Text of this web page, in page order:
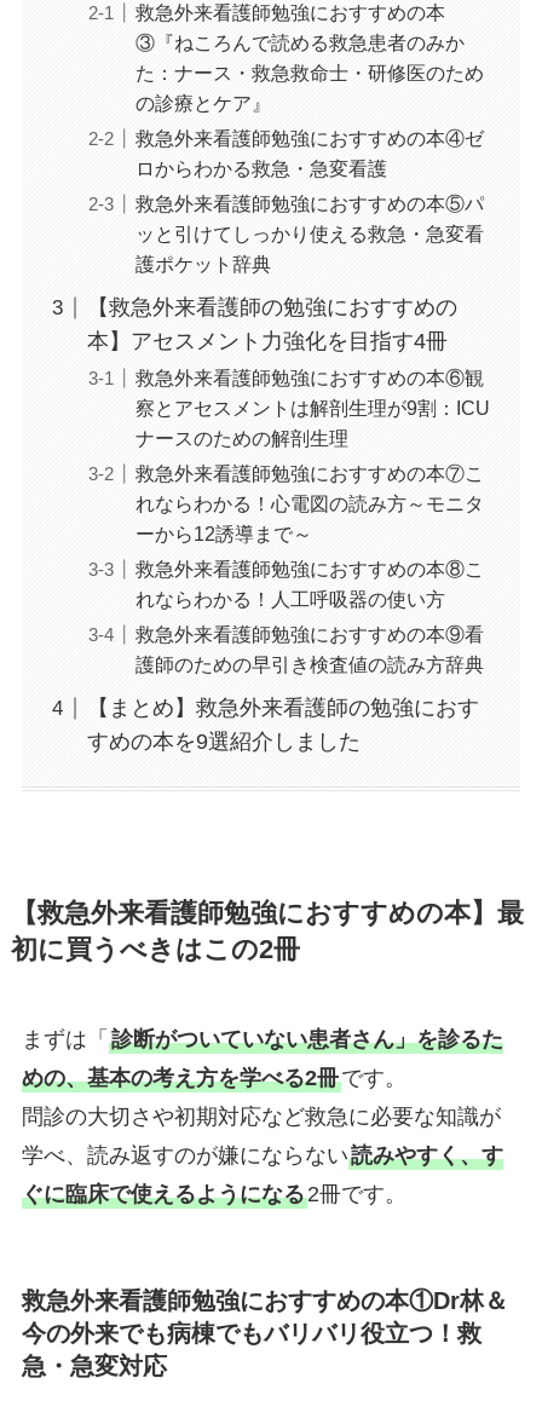
救急外来看護師勉強におすすめの本
③『ねころんで読める救急患者のみか
た：ナース・救急救命士・研修医のため
の診療とケア』
救急外来看護師勉強におすすめの本④ゼ
ロからわかる救急・急変看護
救急外来看護師勉強におすすめの本⑤パ
ッと引けてしっかり使える救急・急変看
護ポケット辞典
【救急外来看護師の勉強におすすめの
本】アセスメント力強化を目指す4冊
救急外来看護師勉強におすすめの本⑥観
察とアセスメントは解剖生理が9割：ICU
ナースのための解剖生理
救急外来看護師勉強におすすめの本⑦こ
れならわかる！心電図の読み方～モニタ
ーから12誘導まで～
救急外来看護師勉強におすすめの本⑧こ
れならわかる！人工呼吸器の使い方
救急外来看護師勉強におすすめの本⑨看
護師のための早引き検査値の読み方辞典
【まとめ】救急外来看護師の勉強におす
すめの本を9選紹介しました
【救急外来看護師勉強におすすめの本】最
初に買うべきはこの2冊
まずは「 診断がついていない患者さん」を診るた
めの、基本の考え方を学べる2冊です。
問診の大切さや初期対応など救急に必要な知識が
学べ、読み返すのが嫌にならない読みやすく、す
ぐに臨床で使えるようになる2冊です。
救急外来看護師勉強におすすめの本①Dr林＆
今の外来でも病棟でもバリバリ役立つ！救
急・急変対応